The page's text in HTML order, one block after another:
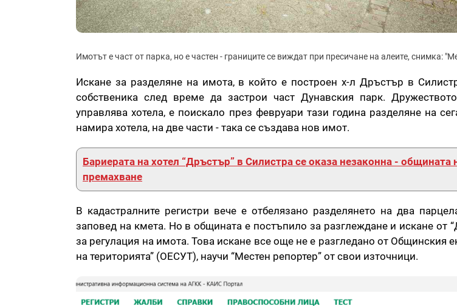
Имотът е част от парка, но е частен - границите се виждат при пресичане на алеите, снимка:
Искане за разделяне на имота, в който е построен х-л Дръстър в
собственика след време да застрои част Дунавския парк.
управлява хотела, е поискало през февруари тази година разделяне на
намира хотела, на две части - така се създава нов имот.
Бариерата на хотел “Дръстър” в Силистра се оказа незаконна - общината
премахване
В кадастралните регистри вече е отбелязано разделянето на два
заповед на кмета. Но в общината е постъпило за разглеждане и искане от
за регулация на имота. Това искане все още не е разгледано от Общинския
на територията” (ОЕСУТ), научи “Местен репортер” от свои източници.